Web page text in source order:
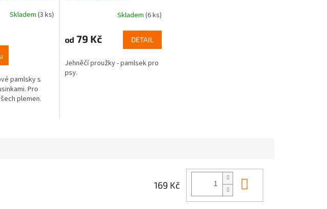
Skladem (3 ks)
pamlsky s
Pro
plemen.
Skladem(6 ks)
od 79 Kč DETAIL
Jehněčí proužky - pamlsek pro
psy.
169 Kč